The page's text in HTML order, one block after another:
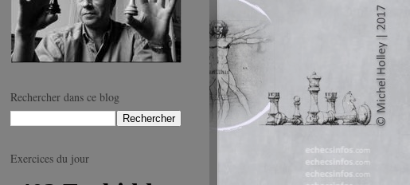
Rechercher dans ce blog
Exercices du jour